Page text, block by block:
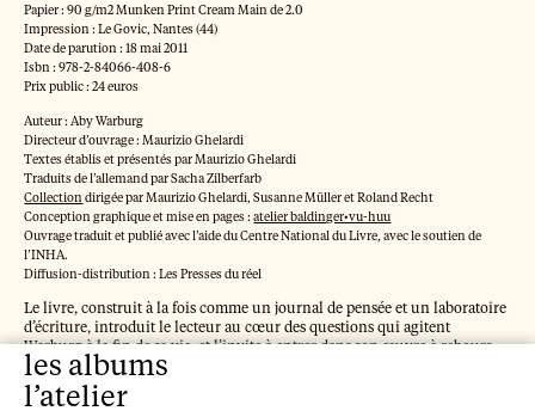
La discontinuité même
Carl Einstein, 2021
Portraits, John Berger à
vol d'oiseau
John Berger, 2020
L'Atlas Mnémosyne
(version poche)
Aby Warburg, 2019
L’explication des œuvres
d’art
Heinrich Wölfflin, 2018
Papier : 90 g/m2 Munken Print Cream Main de 2.0
Impression : Le Govic, Nantes (44)
Date de parution : 18 mai 2011
Isbn : 978-2-84066-408-6
Prix public : 24 euros
Auteur : Aby Warburg
Directeur d’ouvrage : Maurizio Ghelardi
Textes établis et présentés par Maurizio Ghelardi
Traduits de l’allemand par Sacha Zilberfarb
Collection dirigée par Maurizio Ghelardi, Susanne Müller et Roland Recht
Conception graphique et mise en pages :atelier baldinger•vu-huu
Ouvrage traduit et publié avec l’aide du Centre National du Livre, avec le soutien de
l’INHA.
Diffusion-distribution : Les Presses du réel
Le livre, construit à la fois comme un journal de pensée et un laboratoire
d’écriture, introduit le lecteur au cœur des questions qui agitent
Warburg à la fin de sa vie, et l’invite à entrer dans son œuvre à rebours.
« Il y a un thème de l’histoire de la philosophie qui a passionnément
occupé Warburg durant ces derniers mois et qui semblait l’attirer, lui qui
les albums
l’atelier